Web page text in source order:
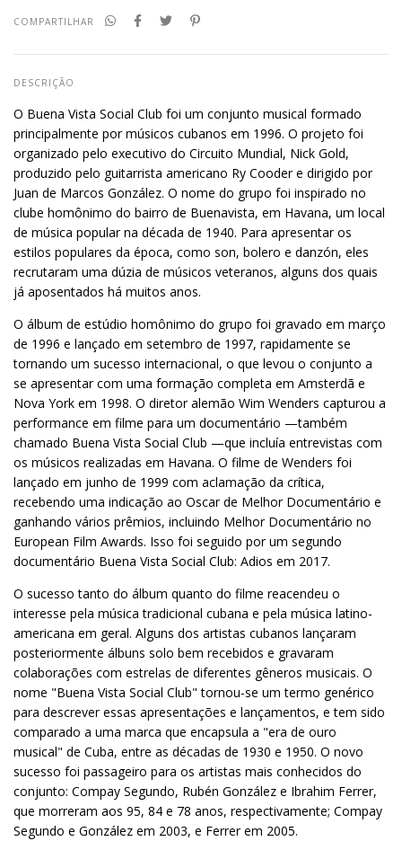
COMPARTILHAR
DESCRIÇÃO
O Buena Vista Social Club foi um conjunto musical formado
principalmente por músicos cubanos em 1996. O projeto foi
organizado pelo executivo do Circuito Mundial, Nick Gold,
produzido pelo guitarrista americano Ry Cooder e dirigido por
Juan de Marcos González. O nome do grupo foi inspirado no
clube homônimo do bairro de Buenavista, em Havana, um local
de música popular na década de 1940. Para apresentar os
estilos populares da época, como son, bolero e danzón, eles
recrutaram uma dúzia de músicos veteranos, alguns dos quais
já aposentados há muitos anos.
O álbum de estúdio homônimo do grupo foi gravado em março
de 1996 e lançado em setembro de 1997, rapidamente se
tornando um sucesso internacional, o que levou o conjunto a
se apresentar com uma formação completa em Amsterdã e
Nova York em 1998. O diretor alemão Wim Wenders capturou a
performance em filme para um documentário —também
chamado Buena Vista Social Club —que incluía entrevistas com
os músicos realizadas em Havana. O filme de Wenders foi
lançado em junho de 1999 com aclamação da crítica,
recebendo uma indicação ao Oscar de Melhor Documentário e
ganhando vários prêmios, incluindo Melhor Documentário no
European Film Awards. Isso foi seguido por um segundo
documentário Buena Vista Social Club: Adios em 2017.
O sucesso tanto do álbum quanto do filme reacendeu o
interesse pela música tradicional cubana e pela música latino-
americana em geral. Alguns dos artistas cubanos lançaram
posteriormente álbuns solo bem recebidos e gravaram
colaborações com estrelas de diferentes gêneros musicais. O
nome "Buena Vista Social Club" tornou-se um termo genérico
para descrever essas apresentações e lançamentos, e tem sido
comparado a uma marca que encapsula a "era de ouro
musical" de Cuba, entre as décadas de 1930 e 1950. O novo
sucesso foi passageiro para os artistas mais conhecidos do
conjunto: Compay Segundo, Rubén González e Ibrahim Ferrer,
que morreram aos 95, 84 e 78 anos, respectivamente; Compay
Segundo e González em 2003, e Ferrer em 2005.